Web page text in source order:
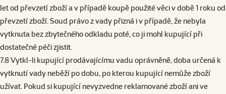
let od převzetí zboží a v případě koupě použité věci v době 1 roku od
převzetí zboží. Soud právo z vady přizná i v případě, že nebyla
vytknuta bez zbytečného odkladu poté, co ji mohl kupující při
dostatečné péči zjistit.
7.8 Vytkl-li kupující prodávajícímu vadu oprávněně, doba určená k
vytknutí vady neběží po dobu, po kterou kupující nemůže zboží
užívat. Pokud si kupující nevyzvedne reklamované zboží ani ve